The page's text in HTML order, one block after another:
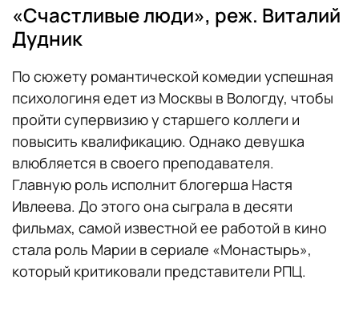
«Счастливые люди», реж. Виталий
Дудник
По сюжету романтической комедии успешная
психологиня едет из Москвы в Вологду, чтобы
пройти супервизию у старшего коллеги и
повысить квалификацию. Однако девушка
влюбляется в своего преподавателя.
Главную роль исполнит блогерша Настя
Ивлеева. До этого она сыграла в десяти
фильмах, самой известной ее работой в кино
стала роль Марии в сериале «Монастырь»,
который критиковали представители РПЦ.